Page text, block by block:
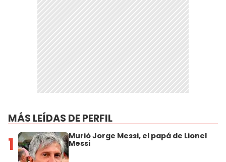
MÁS LEÍDAS DE PERFIL
1 Murió Jorge Messi, el papá de Lionel
Messi